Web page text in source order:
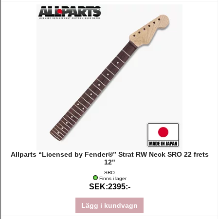
Allparts “Licensed by Fender®” Strat RW Neck SRO 22 frets
12"
SRO
Finns i lager
SEK:2395:-
Lägg i kundvagn